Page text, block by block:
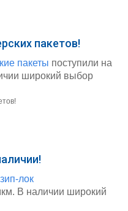
пакетов!
пакеты поступили на
широкий выбор
зип-лок
В наличии широкий